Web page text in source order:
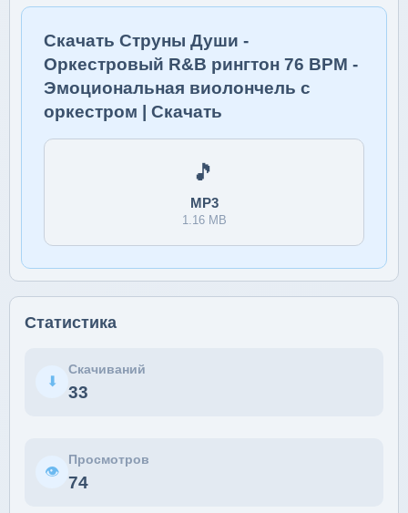
Скачать Струны Души -
Оркестровый R&B рингтон 76 BPM -
Эмоциональная виолончель с
оркестром | Скачать
🎵
MP3
1.16 MB
Статистика
⬇
Скачиваний
33
👁
Просмотров
74